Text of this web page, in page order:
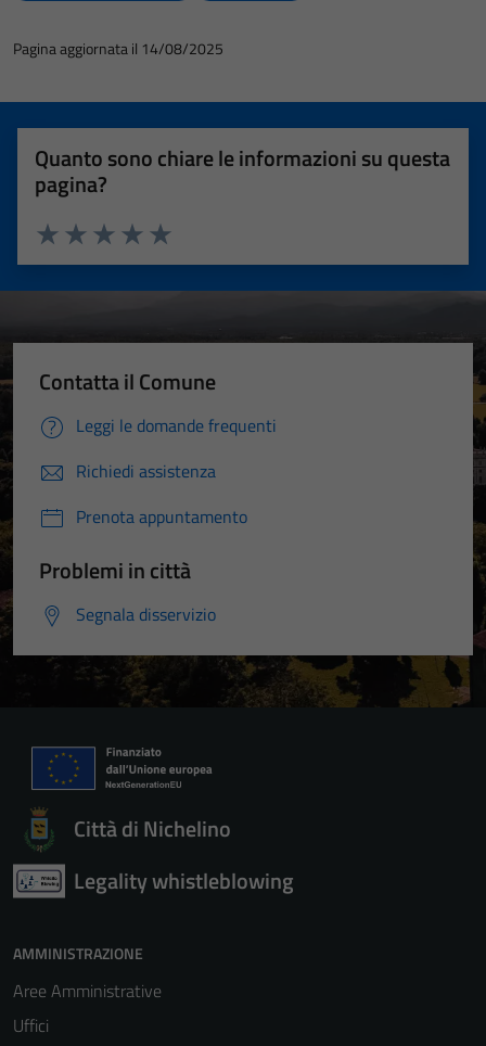
Pagina aggiornata il 14/08/2025
Quanto sono chiare le informazioni su questa
pagina?
Valuta 5 stelle su 5
Valuta 4 stelle su 5
Valuta 3 stelle su 5
Valuta 2 stelle su 5
Valuta 1 stelle su 5
Contatta il Comune
Leggi le domande frequenti
Richiedi assistenza
Prenota appuntamento
Problemi in città
Segnala disservizio
Città di Nichelino
Legality whistleblowing
AMMINISTRAZIONE
Aree Amministrative
Uffici
possono